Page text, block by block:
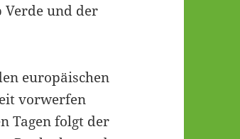
und der
europäischen
vorwerfen
Tagen folgt der